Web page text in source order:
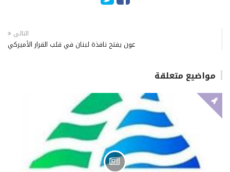
التالى
عون يفتح نافذة لبنان في قلب القرار الأميركي
مواضيع متعلقة